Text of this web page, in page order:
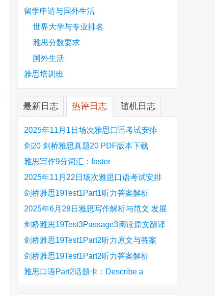
留学申请与国外生活
世界大学与专业排名
雅思分数要求
国外生活
雅思培训班
最新日志 热评日志 随机日志
2025年11月1日场次雅思口语考试安排
剑20 剑桥雅思真题20 PDF版本下载
雅思写作9分词汇：foster
2025年11月22日场次雅思口语考试安排
剑桥雅思19Test1Part1听力答案解析
Hinchingbrooke Country Park
2025年6月28日雅思写作解析与范文 发展
旅游业 手把手带你写高分范文
剑桥雅思19Test3Passage3阅读原文翻译
Is the era of artificial speech translation
upon us 人工智能语言翻译
剑桥雅思19Test1Part2听力原文与答案
Stanthorpe Twinning Association
剑桥雅思19Test1Part2听力答案解析
Stanthorpe Twinning Association
雅思口语Part2话题卡：Describe a
creative person (e.g. an artist, a musician,